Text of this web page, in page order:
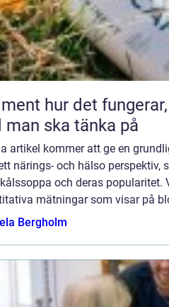
när det hjälper och
man ska tänka på
artikel kommer att ge en
närings- och hälso perspektiv,
och deras popularitet.
mätningar som visar på
Bergholm